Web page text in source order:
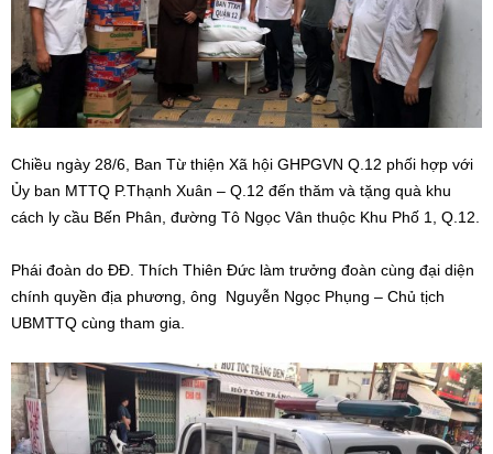
Chiều ngày 28/6, Ban Từ thiện Xã hội GHPGVN Q.12 phối hợp với
Ủy ban MTTQ P.Thạnh Xuân – Q.12 đến thăm và tặng quà khu
cách ly cầu Bến Phân, đường Tô Ngọc Vân thuộc Khu Phố 1, Q.12.
Phái đoàn do ĐĐ. Thích Thiên Đức làm trưởng đoàn cùng đại diện
chính quyền địa phương, ông Nguyễn Ngọc Phụng – Chủ tịch
UBMTTQ cùng tham gia.